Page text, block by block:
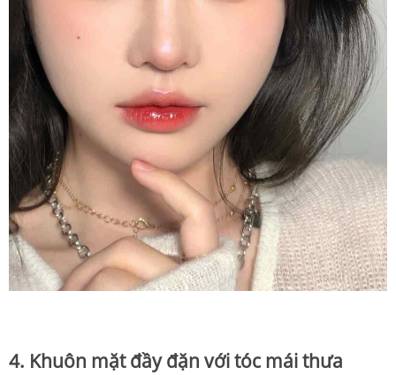
4. Khuôn mặt đầy đặn với tóc mái thưa